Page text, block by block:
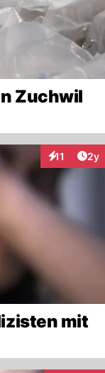
Zuchwil
11 2y
mit